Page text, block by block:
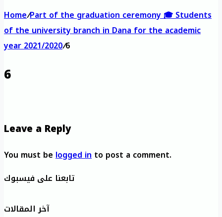
Home/Part of the graduation ceremony 🎓 Students
of the university branch in Dana for the academic
year 2021/2020/6
6
Leave a Reply
You must belogged into post a comment.
تابعنا على فيسبوك
آخر المقالات